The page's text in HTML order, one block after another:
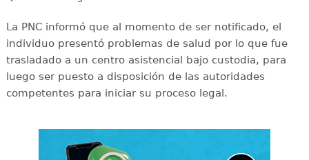
La PNC informó que al momento de ser notificado, el
individuo presentó problemas de salud por lo que fue
trasladado a un centro asistencial bajo custodia, para
luego ser puesto a disposición de las autoridades
competentes para iniciar su proceso legal.